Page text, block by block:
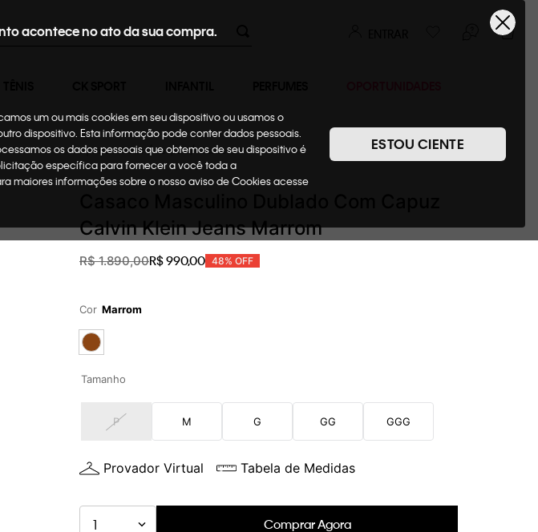
acontece no ato da sua compra.
um ou mais cookies em seu dispositivo ou usamos o
dispositivo. Esta informação pode conter dados pessoais.
os dados pessoais que obtemos de seu dispositivo é
específica para fornecer a você toda a
maiores informações sobre o nosso aviso de Cookies acesse
ESTOU CIENTE
Oportunidades Roupas Casacos
Calvin Klein Jeans Marrom
R$ 1.890,00R$990,00 48% OFF
Cor Marrom
Tamanho
P M G GG GGG
Provador Virtual Tabela de Medidas
1 Comprar Agora